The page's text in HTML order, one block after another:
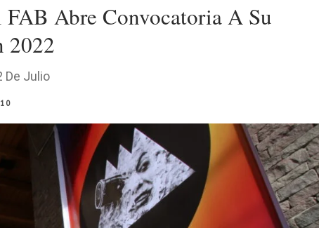
Abre Convocatoria A Su
2022
De Julio